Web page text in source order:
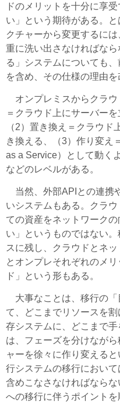
ドのメリットを十分に享
い」という期待がある。
クチャーから変更するに
重に洗い出さなければな
る」システムについても
を含め、その仕様の理由
オンプレミスからクラウ
＝クラウド上にサーバー
（2）置き換え＝クラウ
き換える、（3）作り変え
as a Service）として動く
などのレベルがある。
当然、外部APIとの連携
いシステムもある。クラ
ての資産をネットワーク
い」というものではない
スに残し、クラウドとネ
とオンプレそれぞれのメ
ド」という形もある。
大事なことは、移行の「
て、どこまでリソースを
存システムに、どこまで
は、フェーズを分けなが
ャーを徐々に作り変える
行システムの移行におい
含めこなさなければなら
への移行に伴うポイントを